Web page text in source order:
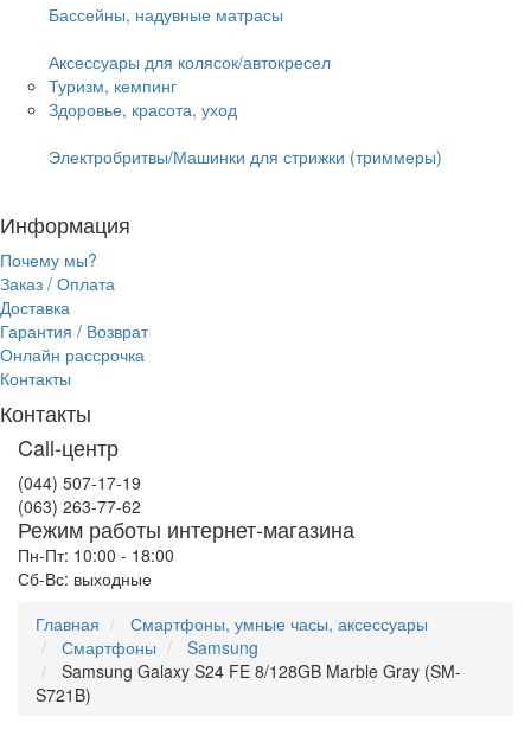
Бассейны, надувные матрасы
Аксессуары для колясок/автокресел
Туризм, кемпинг
Здоровье, красота, уход
Электробритвы/Машинки для стрижки (триммеры)
Информация
Почему мы?
Заказ / Оплата
Доставка
Гарантия / Возврат
Онлайн рассрочка
Контакты
Контакты
Call-центр
(044) 507-17-19
(063) 263-77-62
Режим работы интернет-магазина
Пн-Пт: 10:00 - 18:00
Сб-Вс: выходные
Главная
Смартфоны, умные часы, аксессуары
Смартфоны
Samsung
Samsung Galaxy S24 FE 8/128GB Marble Gray (SM-
S721B)